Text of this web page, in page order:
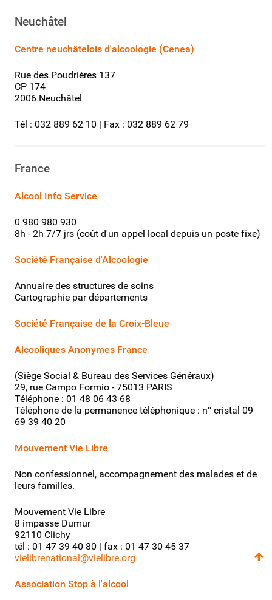
Neuchâtel
Centre neuchâtelois d'alcoologie (Cenea)
Rue des Poudrières 137
CP 174
2006 Neuchâtel
Tél : 032 889 62 10 | Fax : 032 889 62 79
France
Alcool Info Service
0 980 980 930
8h - 2h 7/7 jrs (coût d'un appel local depuis un poste fixe)
Société Française d'Alcoologie
Annuaire des structures de soins
Cartographie par départements
Société Française de la Croix-Bleue
Alcooliques Anonymes France
(Siège Social & Bureau des Services Généraux)
29, rue Campo Formio - 75013 PARIS
Téléphone : 01 48 06 43 68
Téléphone de la permanence téléphonique : n° cristal 09
69 39 40 20
Mouvement Vie Libre
Non confessionnel, accompagnement des malades et de
leurs familles.
Mouvement Vie Libre
8 impasse Dumur
92110 Clichy
tél : 01 47 39 40 80 | fax : 01 47 30 45 37
vielibrenational@vielibre.org
Association Stop à l'alcool